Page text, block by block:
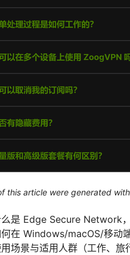
this article were generated
是 Edge Secure Network
在 Windows/macOS/移动
场景与适用人群（工作、旅